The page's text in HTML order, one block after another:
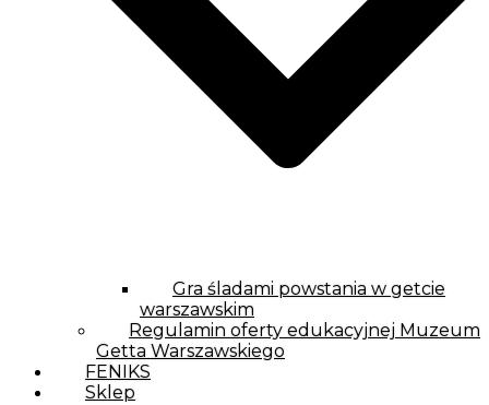
Gra śladami powstania w getcie
warszawskim
Regulamin oferty edukacyjnej Muzeum
Getta Warszawskiego
FENIKS
Sklep